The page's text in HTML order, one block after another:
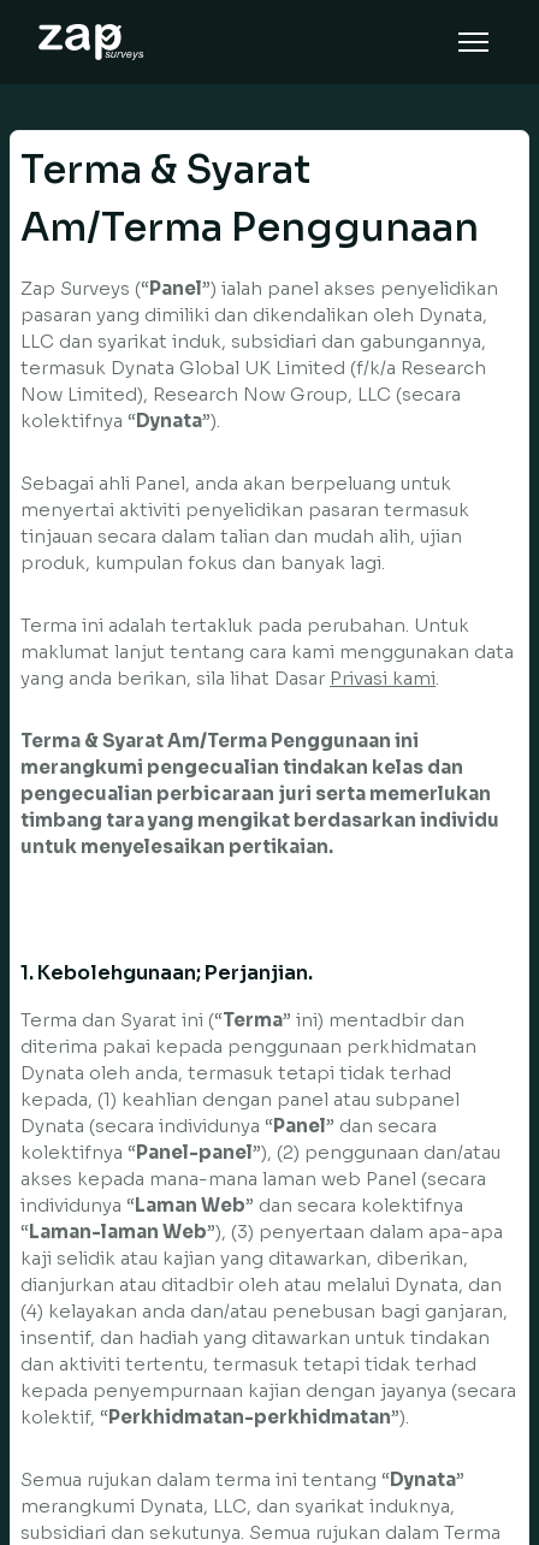
NL
Terma & Syarat
Am/Terma Penggunaan
Zap Surveys (“Panel”) ialah panel akses penyelidikan
pasaran yang dimiliki dan dikendalikan oleh Dynata,
LLC dan syarikat induk, subsidiari dan gabungannya,
termasuk Dynata Global UK Limited (f/k/a Research
Now Limited), Research Now Group, LLC (secara
kolektifnya “Dynata”).
Sebagai ahli Panel, anda akan berpeluang untuk
menyertai aktiviti penyelidikan pasaran termasuk
tinjauan secara dalam talian dan mudah alih, ujian
produk, kumpulan fokus dan banyak lagi.
Terma ini adalah tertakluk pada perubahan. Untuk
maklumat lanjut tentang cara kami menggunakan data
yang anda berikan, sila lihat Dasar Privasi kami.
Terma & Syarat Am/Terma Penggunaan ini
merangkumi pengecualian tindakan kelas dan
pengecualian perbicaraan juri serta memerlukan
timbang tara yang mengikat berdasarkan individu
untuk menyelesaikan pertikaian.
1. Kebolehgunaan; Perjanjian.
Terma dan Syarat ini (“Terma” ini) mentadbir dan
diterima pakai kepada penggunaan perkhidmatan
Dynata oleh anda, termasuk tetapi tidak terhad
kepada, (1) keahlian dengan panel atau subpanel
Dynata (secara individunya “Panel” dan secara
kolektifnya “Panel-panel”), (2) penggunaan dan/atau
akses kepada mana-mana laman web Panel (secara
individunya “Laman Web” dan secara kolektifnya
“Laman-laman Web”), (3) penyertaan dalam apa-apa
kaji selidik atau kajian yang ditawarkan, diberikan,
dianjurkan atau ditadbir oleh atau melalui Dynata, dan
(4) kelayakan anda dan/atau penebusan bagi ganjaran,
insentif, dan hadiah yang ditawarkan untuk tindakan
dan aktiviti tertentu, termasuk tetapi tidak terhad
kepada penyempurnaan kajian dengan jayanya (secara
kolektif, “Perkhidmatan-perkhidmatan”).
Semua rujukan dalam terma ini tentang “Dynata”
merangkumi Dynata, LLC, dan syarikat induknya,
subsidiari dan sekutunya. Semua rujukan dalam Terma